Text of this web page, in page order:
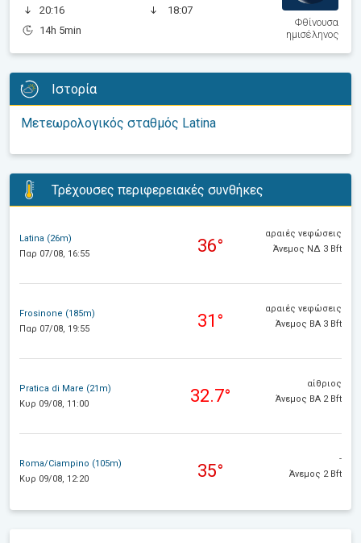
20:16
14h 5min
18:07
Φθίνουσα
ημισέληνος
Ιστορία
Μετεωρολογικός σταθμός Latina
Τρέχουσες περιφερειακές συνθήκες
Latina (26m)
Παρ 07/08, 16:55
36°
αραιές νεφώσεις
Άνεμος ΝΔ 3 Bft
Frosinone (185m)
Παρ 07/08, 19:55
31°
αραιές νεφώσεις
Άνεμος ΒΑ 3 Bft
Pratica di Mare (21m)
Κυρ 09/08, 11:00
32.7°
αίθριος
Άνεμος ΒΑ 2 Bft
Roma/Ciampino (105m)
Κυρ 09/08, 12:20
35°
-
Άνεμος 2 Bft